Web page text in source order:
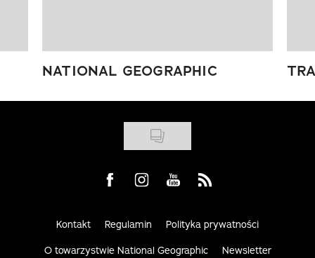
NATIONAL GEOGRAPHIC
Visit us on Facebook
Visit us on Instagram
Visit us on Youtube
Visit us on Rss
Kontakt Regulamin Polityka prywatności
O towarzystwie National Geographic Newsletter